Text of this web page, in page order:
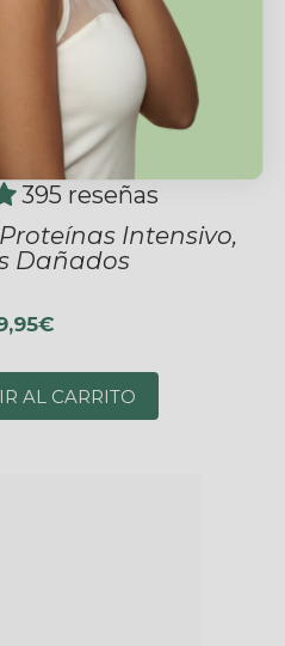
PRO
395 reseñas
Intensivo,
Dañados
AL CARRITO